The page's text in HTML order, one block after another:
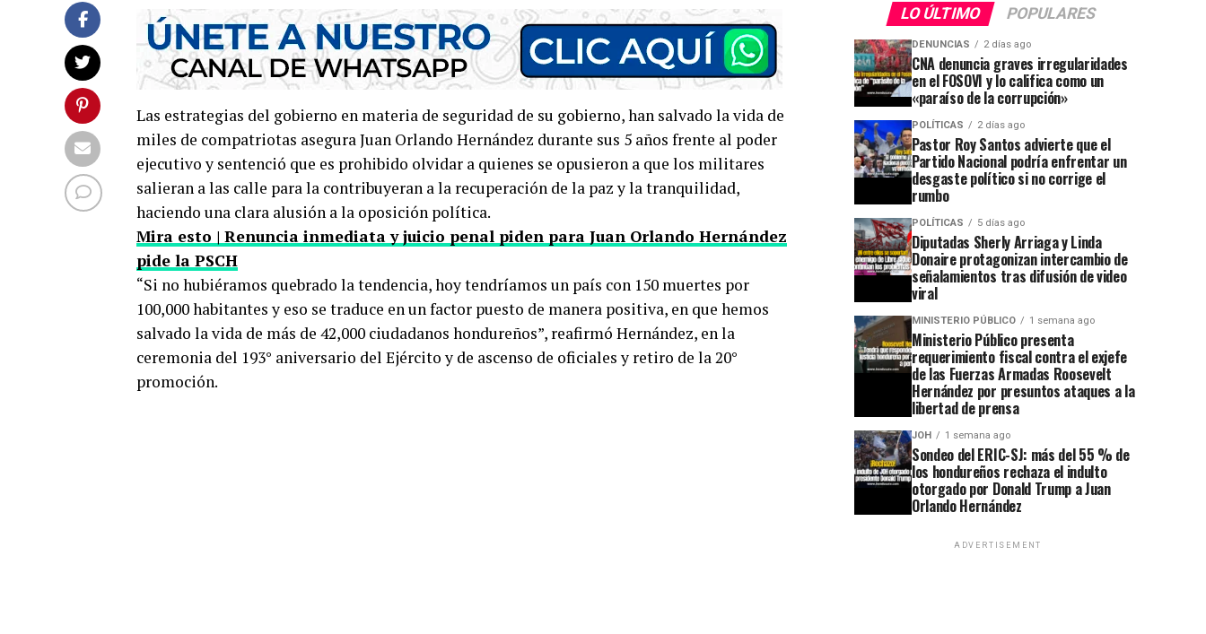
Las estrategias del gobierno en materia de seguridad de su gobierno, han salvado la vida de
miles de compatriotas asegura Juan Orlando Hernández durante sus 5 años frente al poder
ejecutivo y sentenció que es prohibido olvidar a quienes se opusieron a que los militares
salieran a las calle para la contribuyeran a la recuperación de la paz y la tranquilidad,
haciendo una clara alusión a la oposición política.
Mira esto | Renuncia inmediata y juicio penal piden para Juan Orlando Hernández
pide la PSCH
“Si no hubiéramos quebrado la tendencia, hoy tendríamos un país con 150 muertes por
100,000 habitantes y eso se traduce en un factor puesto de manera positiva, en que hemos
salvado la vida de más de 42,000 ciudadanos hondureños”, reafirmó Hernández, en la
ceremonia del 193° aniversario del Ejército y de ascenso de oficiales y retiro de la 20°
promoción.
LO ÚLTIMO POPULARES
DENUNCIAS 2 días ago
CNA denuncia graves irregularidades
en el FOSOVI y lo califica como un
«paraíso de la corrupción»
POLÍTICAS 2 días ago
Pastor Roy Santos advierte que el
Partido Nacional podría enfrentar un
desgaste político si no corrige el
rumbo
POLÍTICAS 5 días ago
Diputadas Sherly Arriaga y Linda
Donaire protagonizan intercambio de
señalamientos tras difusión de video
viral
MINISTERIO PÚBLICO 1 semana ago
Ministerio Público presenta
requerimiento fiscal contra el exjefe
de las Fuerzas Armadas Roosevelt
Hernández por presuntos ataques a la
libertad de prensa
JOH 1 semana ago
Sondeo del ERIC-SJ: más del 55 % de
los hondureños rechaza el indulto
otorgado por Donald Trump a Juan
Orlando Hernández
ADVERTISEMENT